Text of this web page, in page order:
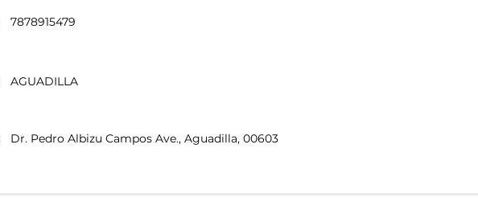
7878915479
AGUADILLA
Dr. Pedro Albizu Campos Ave., Aguadilla, 00603